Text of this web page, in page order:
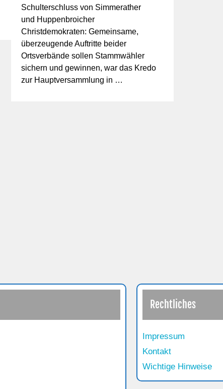
Schulterschluss von Simmerather
und Huppenbroicher
Christdemokraten: Gemeinsame,
überzeugende Auftritte beider
Ortsverbände sollen Stammwähler
sichern und gewinnen, war das Kredo
zur Hauptversammlung in …
Rechtliches
Impressum
Kontakt
Wichtige Hinweise